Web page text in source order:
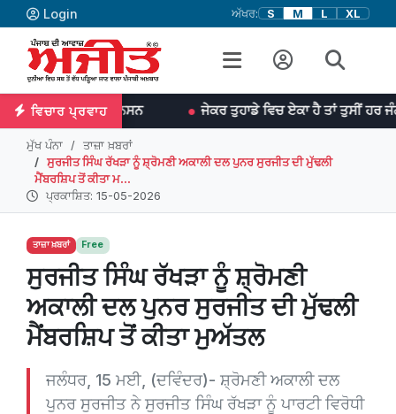
Login ਅੱਖਰ: S M L XL
ਵਿਚਾਰ ਪ੍ਰਵਾਹ
ਜਾਨਸਨ ਜੇਕਰ ਤੁਹਾਡੇ ਵਿਚ ਏਕਾ ਹੈ ਤਾਂ ਤੁਸੀਂ ਹਰ ਜੰਗ ਜਿੱਤ ਸਕਦੇ
ਮੁੱਖ ਪੰਨਾ
ਤਾਜ਼ਾ ਖ਼ਬਰਾਂ
ਸੁਰਜੀਤ ਸਿੰਘ ਰੱਖੜਾ ਨੂੰ ਸ਼੍ਰੋਮਣੀ ਅਕਾਲੀ ਦਲ ਪੁਨਰ ਸੁਰਜੀਤ ਦੀ ਮੁੱਢਲੀ
ਮੈਂਬਰਸ਼ਿਪ ਤੋਂ ਕੀਤਾ ਮ...
ਪ੍ਰਕਾਸ਼ਿਤ: 15-05-2026
ਤਾਜ਼ਾ ਖ਼ਬਰਾਂ Free
ਸੁਰਜੀਤ ਸਿੰਘ ਰੱਖੜਾ ਨੂੰ ਸ਼੍ਰੋਮਣੀ
ਅਕਾਲੀ ਦਲ ਪੁਨਰ ਸੁਰਜੀਤ ਦੀ ਮੁੱਢਲੀ
ਮੈਂਬਰਸ਼ਿਪ ਤੋਂ ਕੀਤਾ ਮੁਅੱਤਲ
ਜਲੰਧਰ, 15 ਮਈ, (ਦਵਿੰਦਰ)- ਸ਼੍ਰੋਮਣੀ ਅਕਾਲੀ ਦਲ
ਪੁਨਰ ਸੁਰਜੀਤ ਨੇ ਸੁਰਜੀਤ ਸਿੰਘ ਰੱਖੜਾ ਨੂੰ ਪਾਰਟੀ ਵਿਰੋਧੀ